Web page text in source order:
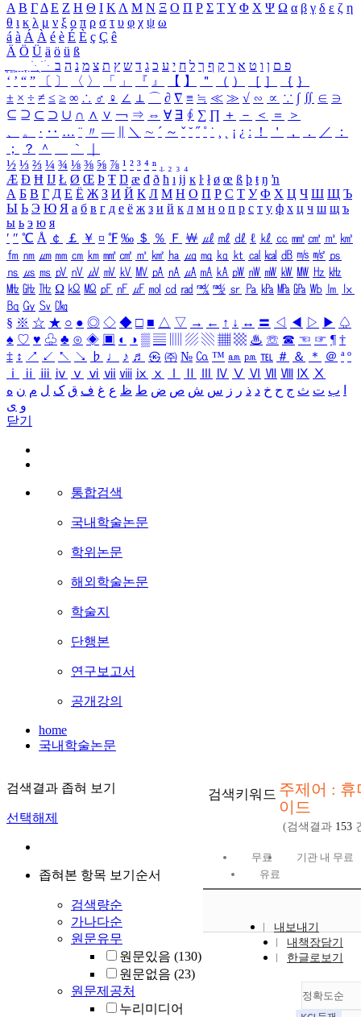
Α Β ΓΔ Ε Ζ Η Θ Ι ΚΛ Μ Ν Ξ Ο Π Ρ Σ ΤΥ Φ Χ Ψ Ω α β γ δ ε ζ η
θ ι κ λ μ ν ξ ο π ρ σ τ υ φ χ ψ ω
á à Á À é è É È ç Ç ê
Ä Ö Ü ä ö ü ß
ִֶֹ ֻּ ׁׂ פ ם ן ו ט א ר ק ף ך ל ח י ע כ ג ד ש ץ ת צ מ נ ה ב
‘ ’ “ ” 〔 〕 〈 〉 「 」 『 』 【 】 ＂ （ ） ［ ］ ｛ ｝
± × ÷ ≠ ≤ ≥ ∞ ∴ ♂ ♀ ∠ ⊥ ⌒ ∂ ∇ ≡ ≒ ≪ ≫ √ ∽ ∝ ∵ ∫ ∬ ∈ ∋
⊆ ⊇ ⊂ ⊃ ∪ ∩ ∧ ∨ ￢ ⇒ ⇔ ∀ ∃ ∮ ∑ ∏ ＋ － ＜ ＝
＞
、
。 · ‥ … ¨ 〃 ― ＼ ∼ ´ ～ ˇ ˘ ˝ ˚ ˙ ¸ ¡ ¿ ː ！ ＇ ， ． ／
：
；
？ ＾ ｀
½ ⅓ ⅔ ¼ ¾ ⅛ ⅜ ⅝ ⅞ ¹ ² ³ ⁴ ⁿ ₁ ₂ ₃ ₄
Æ Ð Ħ Ĳ Ł Ø Œ Þ Ŧ Ŋ æ đ ð ħ ı ĳ ĸ ŀ ł ø œ ß þ ŧ ŋ ŉ
А Б В Г Д Е Ё Ж З И Й К Л М Н О П Р С Т У Ф Х Ц Ч Ш Щ Ъ
Ы Ь Э Ю Я а б в г д е ё ж з и й к л м н о п р с т у ф х ц ч ш щ ъ
ы ь э ю я
′ ″ ℃ Å ￠ ￡ ￥ ¤ ℉ ‰ ＄ ％ Ｆ ￦ ㎕ ㎖ ㎗ ℓ ㎘ ㏄ ㎣ ㎤ ㎥ ㎦
㎙ ㎚ ㎛ ㎜ ㎝ ㎞ ㎟ ㎠ ㎡ ㎢ ㏊ ㎍ ㎎ ㎏ ㏏ ㎈ ㎉ ㏈ ㎧ ㎨ ㎰
㎱ ㎲ ㎳ ㎴ ㎵ ㎶ ㎷ ㎸ ㎹ ㎀ ㎁ ㎂ ㎃ ㎄ ㎺ ㎻ ㎽ ㎾ ㎿ ㎐ ㎑
㎒ ㎓ ㎔ Ω ㏀ ㏁ ㎊ ㎋ ㎌ ㏖ ㏅ ㎭ ㎮ ㎯ ㏛ ㎩ ㎪ ㎫ ㎬ ㏝ ㏐
㏓
㏃ ㏉ ㏜ ㏆
§ ※ ☆ ★ ○ ● ◎ ◇ ◆ □ ■ △ ▽ → ← ↑ ↓ ↔ 〓 ◁ ◀ ▷ ▶ ♤
♠ ♡ ♥ ♧ ♣ ⊙ ◈ ▣ ◐ ◑ ▒ ▤ ▨ ▧ ▦ ▩ ♨ ☏ ☎ ☜ ☞ ¶ †
‡ ↕ ↗ ↙ ↖ ↘ ♭ ♩ ♪ ♬ ㉿ ㈜ № ㏇ ™ ㏂ ㏘ ℡ ＃ ＆ ＊ ＠ ª º
ⅰ
ⅱ ⅲ ⅳ ⅴ ⅵ ⅶ ⅷ ⅸ ⅹ Ⅳ Ⅴ Ⅵ Ⅶ Ⅷ Ⅸ Ⅹ
ب ت ث ج ح خ د ذ ر ز س ش ص ض ط ظ ع غ ف ق ک ل م ن ه
و ی
닫기
통합검색
국내학술논문
학위논문
해외학술논문
학술지
단행본
연구보고서
공개강의
home
국내학술논문
검색결과 좁혀 보기
선택해제
좁혀본 항목 보기순서
검색량순
가나다순
원문유무
원문있음 (130)
원문없음 (23)
원문제공처
누리미디어
검색키워드 주제어 : 휴
이드
(검색결과 153
무료
기관 내 무료
유료
내보내기
내책장담기
한글로보기
정확도순